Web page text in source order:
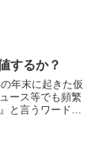
するか？
年末に起きた仮
ース等でも頻繁
と言うワードま